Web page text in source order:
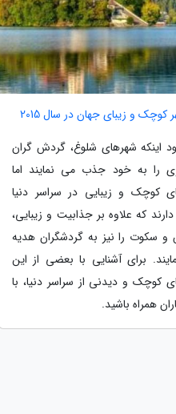
اینکه شهرهای شلوغ، گردش گران
را به خود جذب می نمایند اما
کوچک و زیبایی در سراسر دنیا
که علاوه بر جذابیت و زیبایی،
و سکوت را نیز به گردشگران هدیه
برای آشنایی با بعضی از این
کوچک و دیدنی از سراسر دنیا، با
همراه باشید.